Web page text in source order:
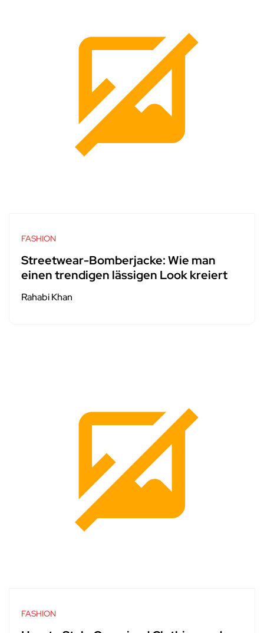
FASHION
Streetwear-Bomberjacke: Wie man
einen trendigen lässigen Look kreiert
Rahabi Khan
FASHION